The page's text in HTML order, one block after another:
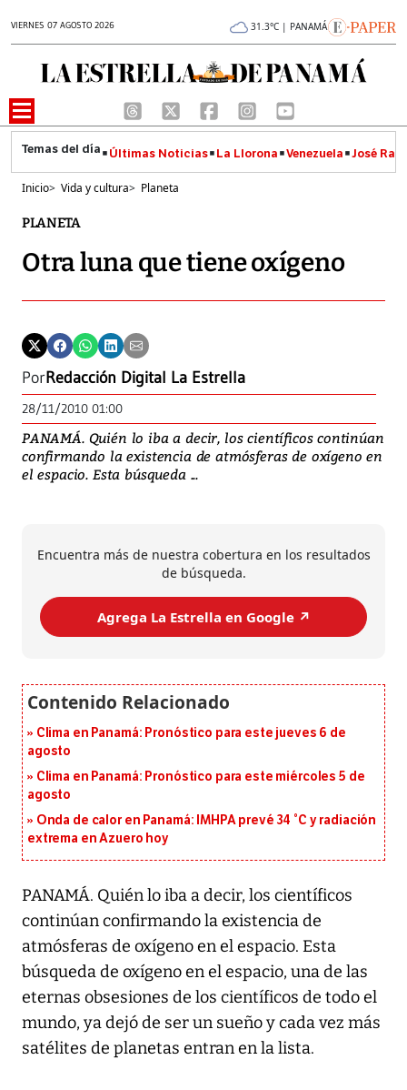
VIERNES 07 AGOSTO 2026 31.3°C | PANAMÁ
Últimas Noticias La Llorona Venezuela José
Inicio> Vida y cultura> Planeta
PLANETA
Otra luna que tiene oxígeno
PorRedacción Digital La Estrella
28/11/2010 01:00
PANAMÁ. Quién lo iba a decir, los científicos continúan
confirmando la existencia de atmósferas de oxígeno en
el espacio. Esta búsqueda ...
Encuentra más de nuestra cobertura en los resultados
de búsqueda.
Agrega La Estrella en Google ↗️
Clima en Panamá: Pronóstico para este jueves 6 de
agosto
Clima en Panamá: Pronóstico para este miércoles 5 de
agosto
Onda de calor en Panamá: IMHPA prevé 34 °C y radiación
extrema en Azuero hoy
PANAMÁ. Quién lo iba a decir, los científicos
continúan confirmando la existencia de
atmósferas de oxígeno en el espacio. Esta
búsqueda de oxígeno en el espacio, una de las
eternas obsesiones de los científicos de todo el
mundo, ya dejó de ser un sueño y cada vez más
satélites de planetas entran en la lista.